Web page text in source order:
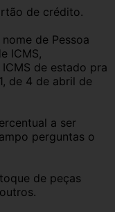
de crédito.
de Pessoa
ICMS,
de estado pra
de 4 de abril de
a ser
perguntas o
de peças